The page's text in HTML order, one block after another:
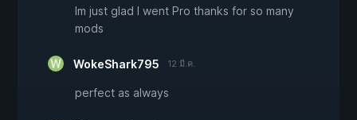
Im just glad I went Pro thanks for so many
mods
WokeShark795 12 มี.ค.
perfect as always